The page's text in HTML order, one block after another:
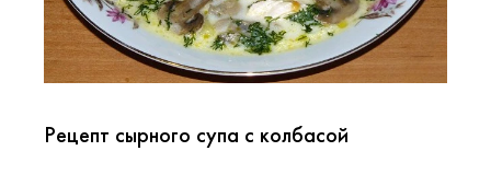
Рецепт сырного супа с колбасой